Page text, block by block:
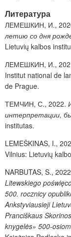
Литература
ЛЕМЕШКИН, И.,
летию со дня
Lietuvių kalbos
ЛЕМЕШКИН, И.,
Institut national de
de Prague.
ТЕМЧИН, С., 2022.
интерпретации,
institutas.
LEMEŠKINAS, I.,
Vilnius: Lietuvių
NARBUTAS, S.,
Litewskiego
500. rocznicy
Ankstyviausieji
Pranciškaus
knygelės» 500-